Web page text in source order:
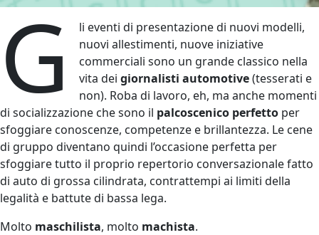
G
li eventi di presentazione di nuovi modelli,
nuovi allestimenti, nuove iniziative
commerciali sono un grande classico nella
vita deigiornalisti automotive(tesserati e
non). Roba di lavoro, eh, ma anche momenti
di socializzazione che sono il palcoscenico perfetto per
sfoggiare conoscenze, competenze e brillantezza. Le cene
di gruppo diventano quindi l’occasione perfetta per
sfoggiare tutto il proprio repertorio conversazionale fatto
di auto di grossa cilindrata, contrattempi ai limiti della
legalità e battute di bassa lega.
Molto maschilista, molto machista.